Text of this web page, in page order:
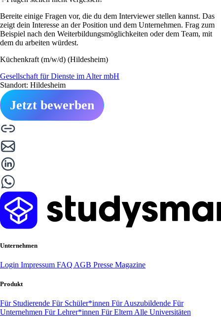
Bereite einige Fragen vor, die du dem Interviewer stellen kannst. Das
zeigt dein Interesse an der Position und dem Unternehmen. Frag zum
Beispiel nach den Weiterbildungsmöglichkeiten oder dem Team, mit
dem du arbeiten würdest.
Küchenkraft (m/w/d) (Hildesheim)
Gesellschaft für Dienste im Alter mbH
Standort: Hildesheim
Jetzt bewerben
Unternehmen
Login Impressum FAQ AGB Presse Magazine
Produkt
Für Studierende Für Schüler*innen Für Auszubildende Für
Unternehmen Für Lehrer*innen Für Eltern Alle Universitäten